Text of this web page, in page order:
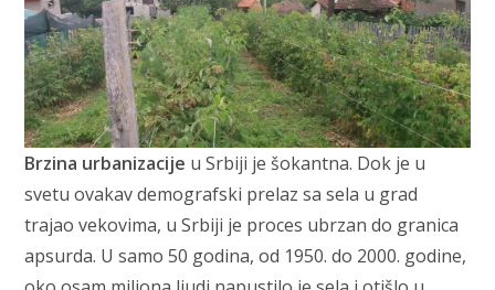
Brzina urbanizacije u Srbiji je šokantna. Dok je u
svetu ovakav demografski prelaz sa sela u grad
trajao vekovima, u Srbiji je proces ubrzan do granica
apsurda. U samo 50 godina, od 1950. do 2000. godine,